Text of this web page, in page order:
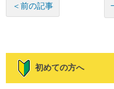
＜前の記事
初めての方へ